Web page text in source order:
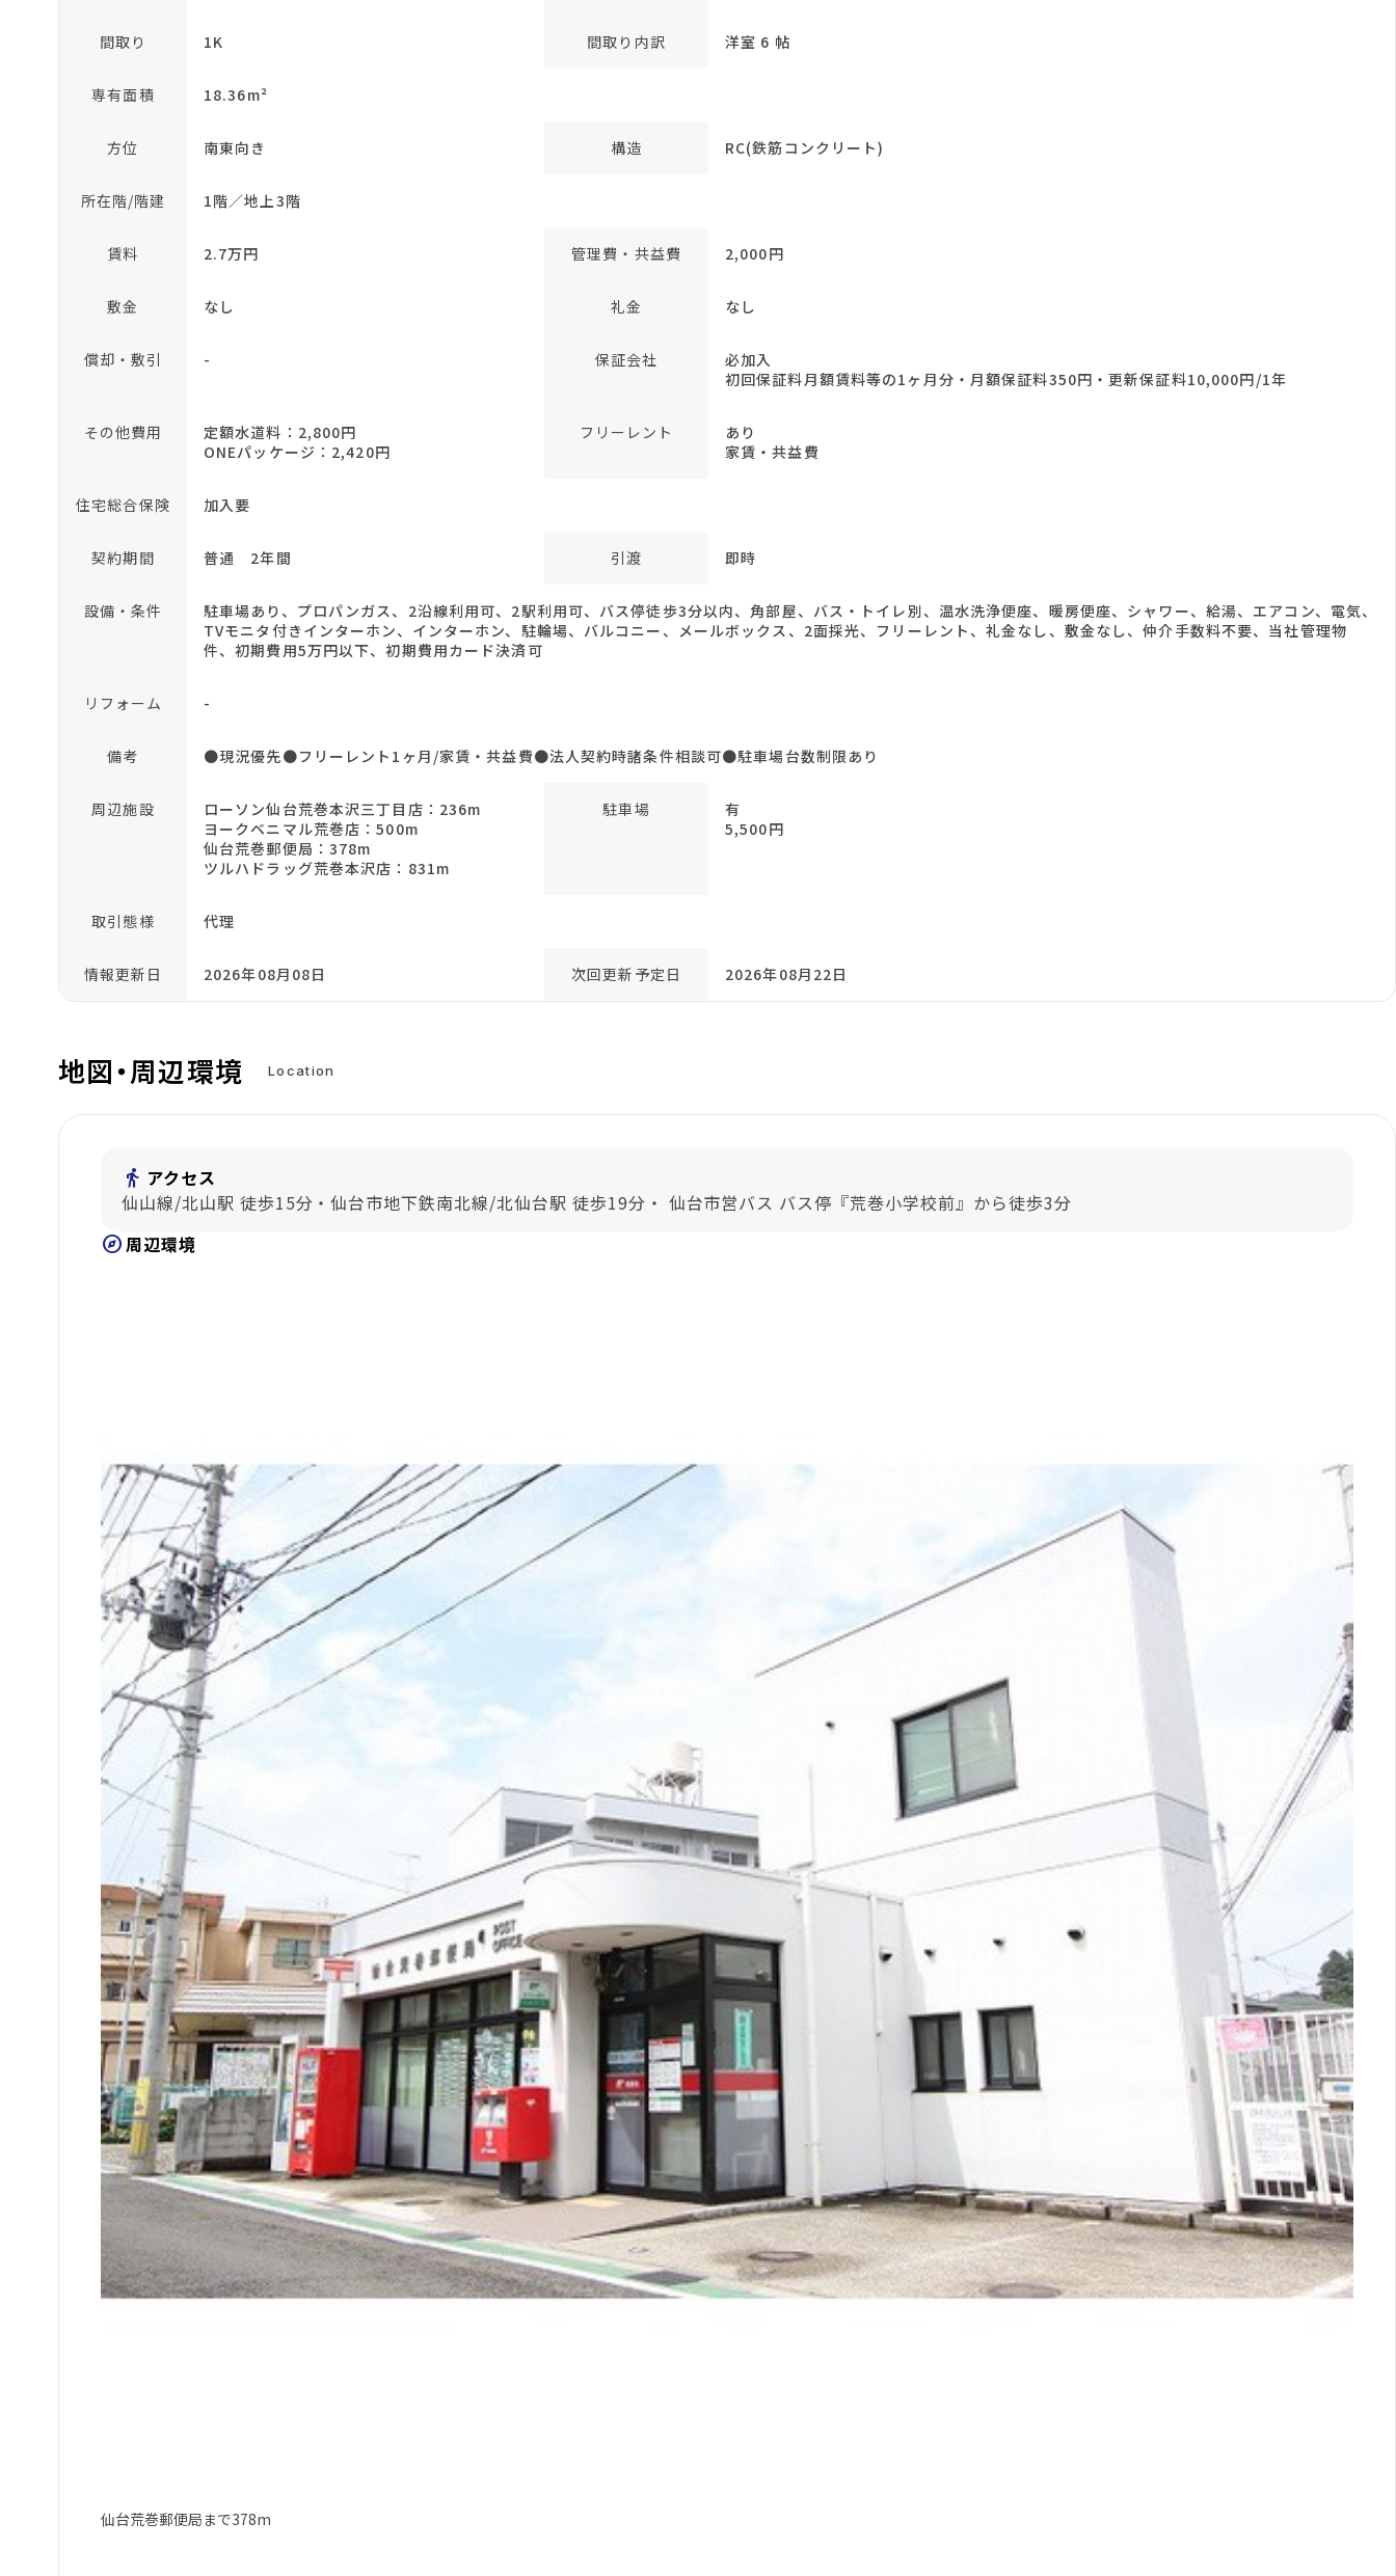
間取り 1K 間取り内訳 洋室 6 帖
専有面積 18.36m²
方位 南東向き 構造 RC(鉄筋コンクリート)
所在階/階建 1階／地上3階
賃料 2.7万円 管理費・共益費 2,000円
敷金 なし 礼金 なし
償却・敷引 - 保証会社
必加入
初回保証料月額賃料等の1ヶ月分・月額保証料350円・更新保証料10,000円/1年
その他費用
定額水道料：2,800円
ONEパッケージ：2,420円
フリーレント
あり
家賃・共益費
住宅総合保険 加入要
契約期間 普通 2年間 引渡 即時
設備・条件
駐車場あり、プロパンガス、2沿線利用可、2駅利用可、バス停徒歩3分以内、角部屋、バス・トイレ別、温水洗浄便座、暖房便座、シャワー、給湯、エアコン、電気、
TVモニタ付きインターホン、インターホン、駐輪場、バルコニー、メールボックス、2面採光、フリーレント、礼金なし、敷金なし、仲介手数料不要、当社管理物
件、初期費用5万円以下、初期費用カード決済可
リフォーム -
備考 ●現況優先●フリーレント1ヶ月/家賃・共益費●法人契約時諸条件相談可●駐車場台数制限あり
周辺施設
ローソン仙台荒巻本沢三丁目店：236m
ヨークベニマル荒巻店：500m
仙台荒巻郵便局：378m
ツルハドラッグ荒巻本沢店：831m
駐車場
有
5,500円
取引態様 代理
情報更新日 2026年08月08日 次回更新予定日 2026年08月22日
地図・周辺環境 Location
directions_walk アクセス
仙山線/北山駅 徒歩15分・仙台市地下鉄南北線/北仙台駅 徒歩19分・ 仙台市営バス バス停『荒巻小学校前』から徒歩3分
explore周辺環境
仙台荒巻郵便局まで378m